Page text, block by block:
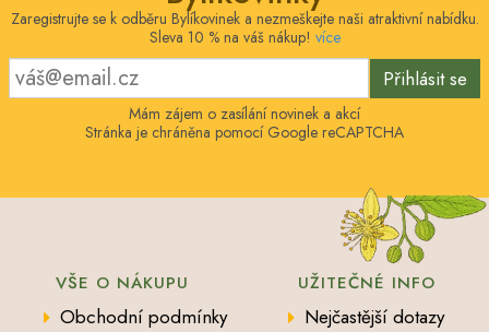
Zaregistrujte se k odběru Bylíkovinek a nezmeškejte naši atraktivní nabídku.
Sleva 10 % na váš nákup! více
Přihlásit se
Mám zájem o zasílání novinek a akcí
Stránka je chráněna pomocí Google reCAPTCHA
VŠE O NÁKUPU
Obchodní podmínky
UŽITEČNÉ INFO
Nejčastější dotazy